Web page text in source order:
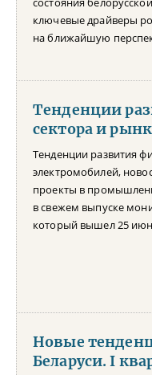
ключевые драйверы
на ближайшую
Тенденции
сектора и
Тенденции развития
электромобилей,
проекты в
в свежем выпуске
который вышел 25
Новые
Беларуси. I